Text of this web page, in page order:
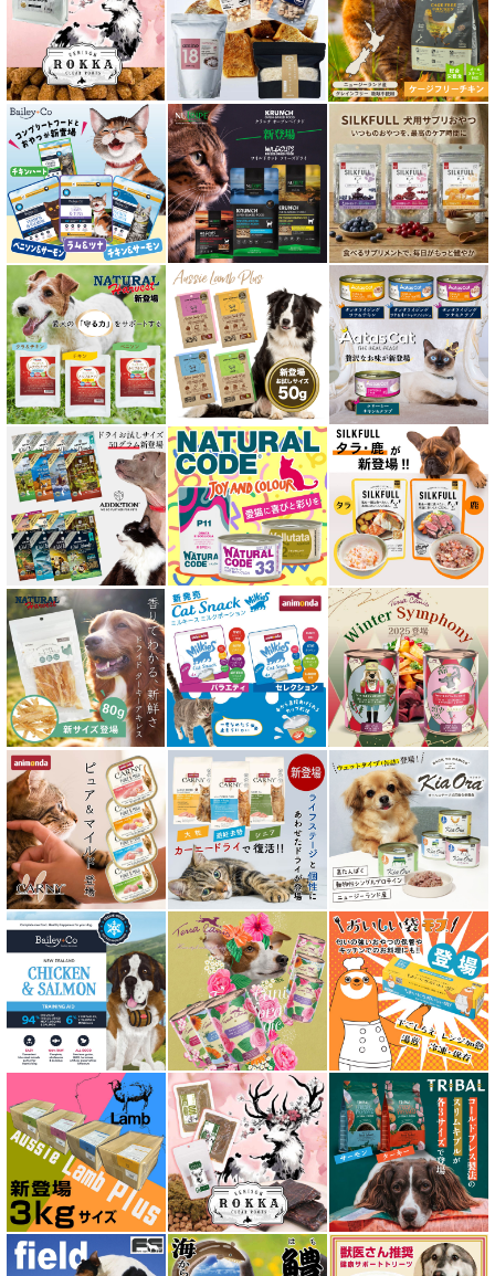
胃腸ケア対応 フード for CAT
口腔内・喉ケア対応商品 猫用
食欲サポート対応キャットフード
肝臓ケア対応キャットフード
免疫サポート 猫用
低脂肪 ドライフード for CAT
水分補給用ウェットフード for CAT
特集 穀物不使用 キャットフード（ドライ）
エアドライ キャットフード
フリーズドライ キャットフード
おやつ全アイテム
素材そのまま
アイファクトリーおやつ
アタスキャット Aatas Cat
アディクション Addiction
アニモンダ ANIMONDA
アマノヴァ Amanova
アルモネイチャー almo nature
アンブロシア AMBROSIA
アートゥー AATU
アーテミス ARTEMIS
イティ iti
ウェルネス ヘルシーバランス